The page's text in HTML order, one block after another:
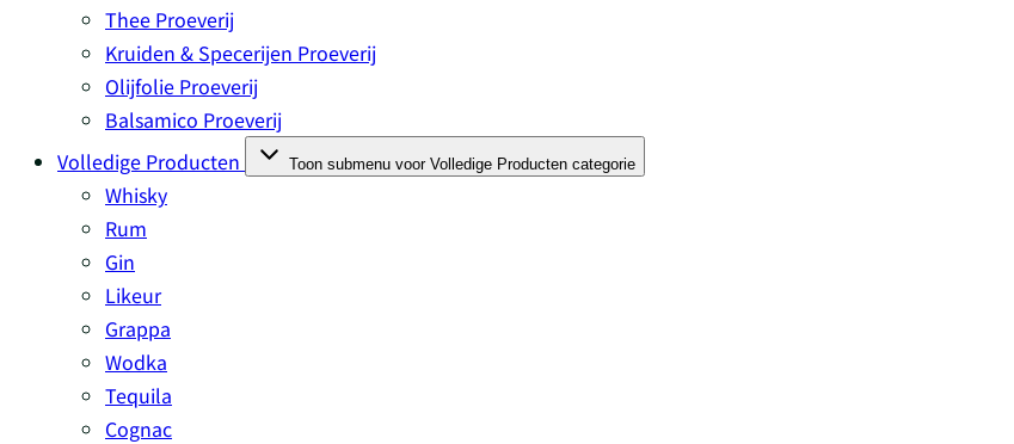
Thee Proeverij
Kruiden & Specerijen Proeverij
Olijfolie Proeverij
Balsamico Proeverij
Volledige Producten
Toon submenu voor Volledige Producten categorie
Whisky
Rum
Gin
Likeur
Grappa
Wodka
Tequila
Cognac